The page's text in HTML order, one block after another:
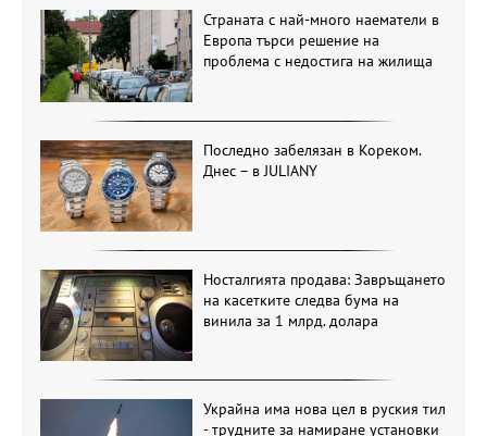
Страната с най-много наематели в
Европа търси решение на
проблема с недостига на жилища
Последно забелязан в Кореком.
Днес – в JULIANY
Носталгията продава: Завръщането
на касетките следва бума на
винила за 1 млрд. долара
Украйна има нова цел в руския тил
- трудните за намиране установки